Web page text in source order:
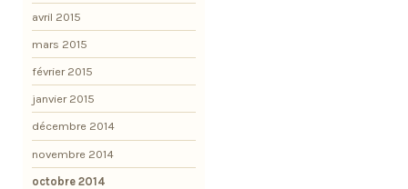
avril 2015
mars 2015
février 2015
janvier 2015
décembre 2014
novembre 2014
octobre 2014